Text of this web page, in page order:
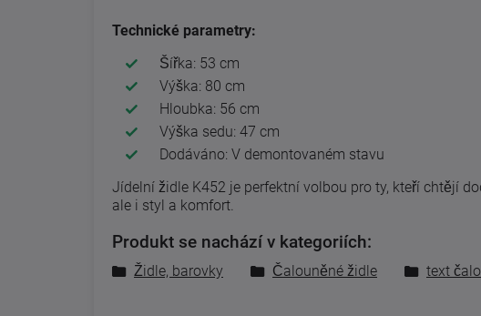
Technické parametry:
Šířka: 53 cm
Výška: 80 cm
Hloubka: 56 cm
Výška sedu: 47 cm
Dodáváno: V demontovaném stavu
Jídelní židle K452 je perfektní volbou pro ty, kteří chtějí
ale i styl a komfort.
Produkt se nachází v kategoriích:
Židle, barovky Čalouněné židle text